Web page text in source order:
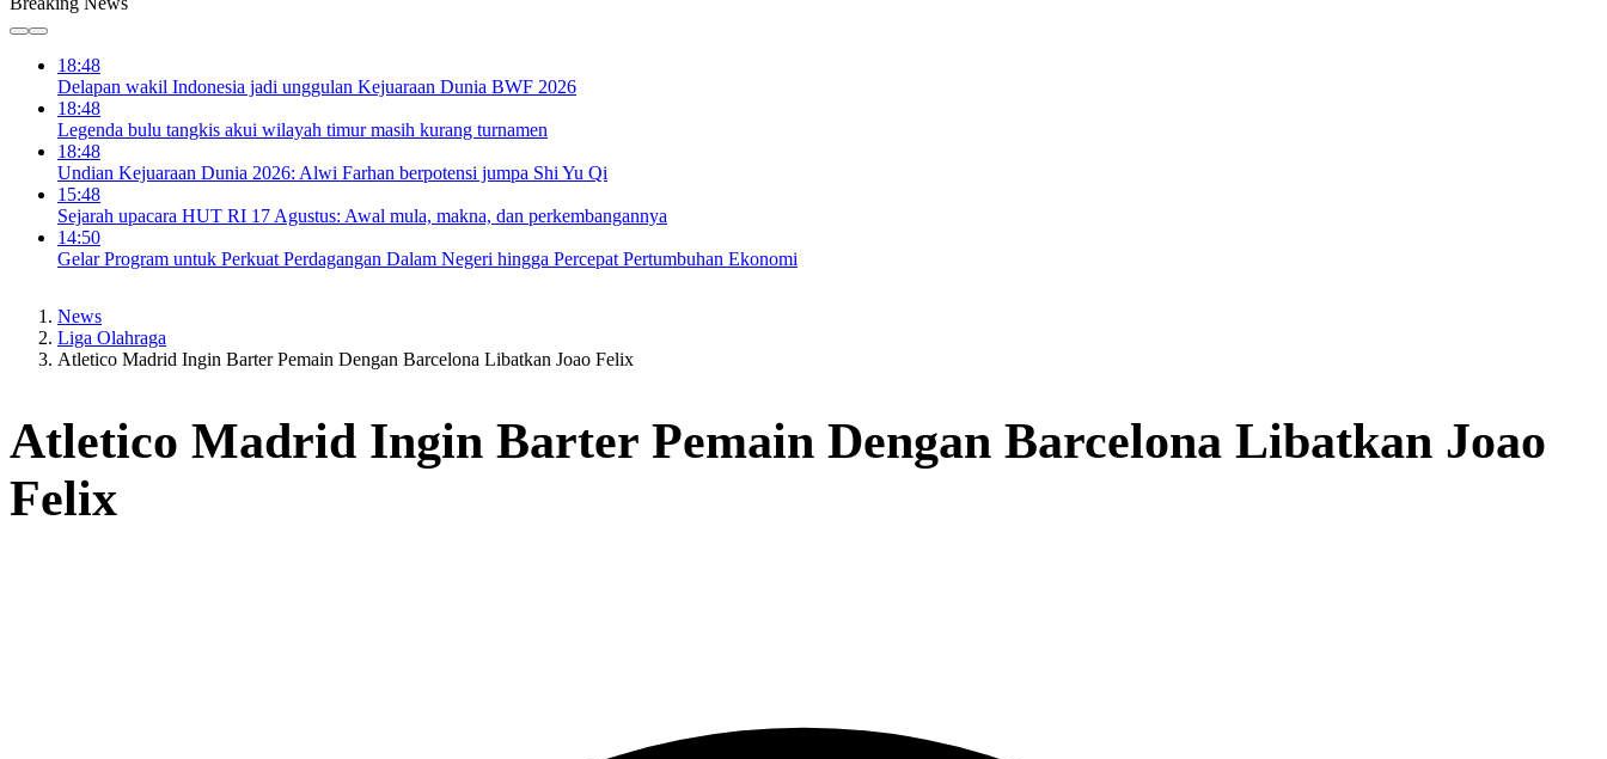
18:48
Delapan wakil Indonesia jadi unggulan Kejuaraan Dunia BWF 2026
18:48
Legenda bulu tangkis akui wilayah timur masih kurang turnamen
18:48
Undian Kejuaraan Dunia 2026: Alwi Farhan berpotensi jumpa Shi Yu Qi
15:48
Sejarah upacara HUT RI 17 Agustus: Awal mula, makna, dan perkembangannya
14:50
Gelar Program untuk Perkuat Perdagangan Dalam Negeri hingga Percepat Pertumbuhan Ekonomi
News
Liga Olahraga
Atletico Madrid Ingin Barter Pemain Dengan Barcelona Libatkan Joao Felix
Atletico Madrid Ingin Barter Pemain Dengan Barcelona Libatkan Joao
Felix